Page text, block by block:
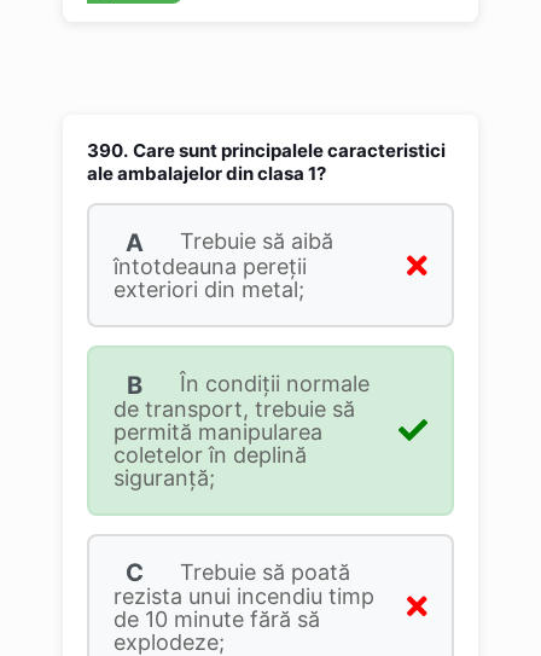
390. Care sunt principalele caracteristici
ale ambalajelor din clasa 1?
A
Trebuie să aibă
întotdeauna pereții
exteriori din metal;
B
În condiţii normale
de transport, trebuie să
permită manipularea
coletelor în deplină
siguranţă;
C
Trebuie să poată
rezista unui incendiu timp
de 10 minute fără să
explodeze;